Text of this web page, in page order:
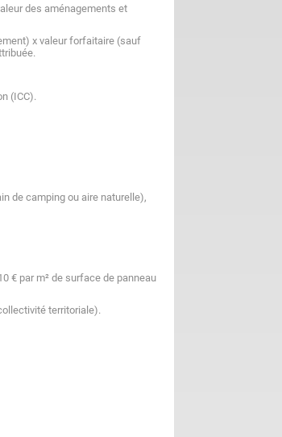
des aménagements et
x valeur forfaitaire (sauf
(ICC).
de camping ou aire naturelle),
€ par m² de surface de panneau
territoriale).